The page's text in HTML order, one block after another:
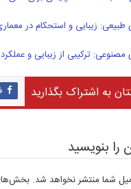
زیبایی و استحکام در
ترکیبی از زیبایی و عملکرد
به اشتراک بگذارید
را بنویسید
شما منتشر نخواهد شد.